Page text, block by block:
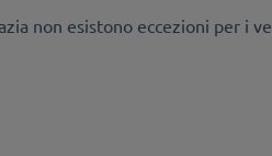
non esistono eccezioni per i